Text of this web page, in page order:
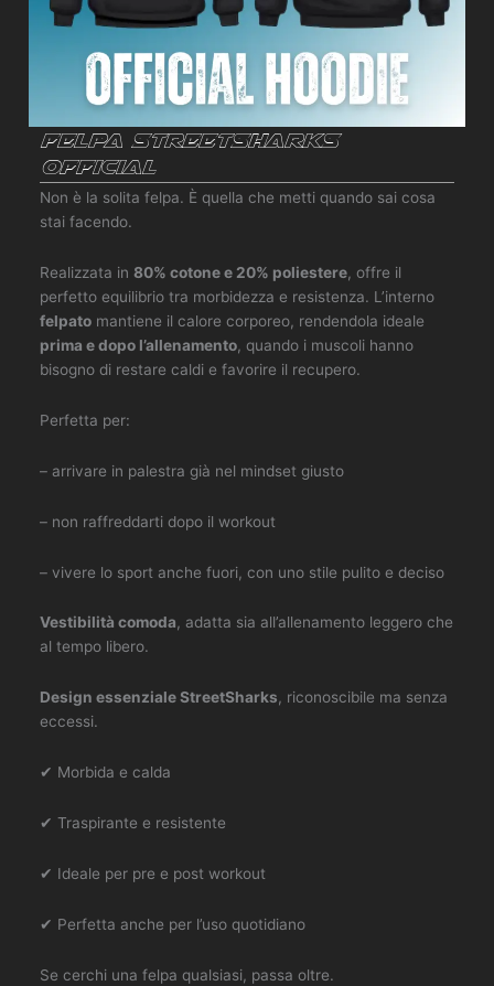
Felpa Streetsharks
Official
Non è la solita felpa. È quella che metti quando sai cosa
stai facendo.
Realizzata in80% cotone e 20% poliestere, offre il
perfetto equilibrio tra morbidezza e resistenza. L’interno
felpato mantiene il calore corporeo, rendendola ideale
prima e dopo l’allenamento, quando i muscoli hanno
bisogno di restare caldi e favorire il recupero.
Perfetta per:
– arrivare in palestra già nel mindset giusto
– non raffreddarti dopo il workout
– vivere lo sport anche fuori, con uno stile pulito e deciso
Vestibilità comoda, adatta sia all’allenamento leggero che
al tempo libero.
Design essenziale StreetSharks, riconoscibile ma senza
eccessi.
✔ Morbida e calda
✔ Traspirante e resistente
✔ Ideale per pre e post workout
✔ Perfetta anche per l’uso quotidiano
Se cerchi una felpa qualsiasi, passa oltre.